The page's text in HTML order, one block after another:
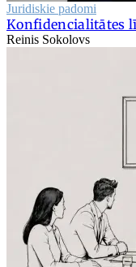
Juridiskie padomi
Konfidencialitātes
Reinis Sokolovs